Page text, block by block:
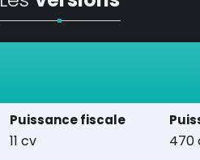
Puissance fiscale
11 cv 470